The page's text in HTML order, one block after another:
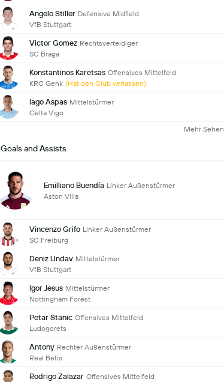
Angelo Stiller Defensive Midfield
VfB Stuttgart
Victor Gomez Rechtsverteidiger
SC Braga
Konstantinos Karetsas Offensives Mittelfeld
KRC Genk (Hat den Club verlassen)
Iago Aspas Mittelstürmer
Celta Vigo
Mehr Sehen
Goals and Assists
Emilliano Buendía Linker Außenstürmer
Aston Villa
Vincenzo Grifo Linker Außenstürmer
SC Freiburg
Deniz Undav Mittelstürmer
VfB Stuttgart
Igor Jesus Mittelstürmer
Nottingham Forest
Petar Stanic Offensives Mittelfeld
Ludogorets
Antony Rechter Außenstürmer
Real Betis
Rodrigo Zalazar Offensives Mittelfeld